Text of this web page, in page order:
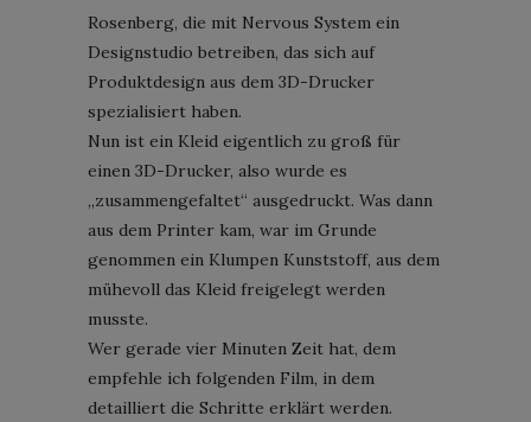
Rosenberg, die mit Nervous System ein
Designstudio betreiben, das sich auf
Produktdesign aus dem 3D-Drucker
spezialisiert haben.
Nun ist ein Kleid eigentlich zu groß für
einen 3D-Drucker, also wurde es
„zusammengefaltet“ ausgedruckt. Was dann
aus dem Printer kam, war im Grunde
genommen ein Klumpen Kunststoff, aus dem
mühevoll das Kleid freigelegt werden
musste.
Wer gerade vier Minuten Zeit hat, dem
empfehle ich folgenden Film, in dem
detailliert die Schritte erklärt werden.